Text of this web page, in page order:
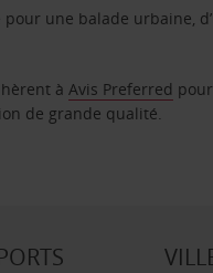
une balade urbaine,
àAvis Preferred
de grande qualité.